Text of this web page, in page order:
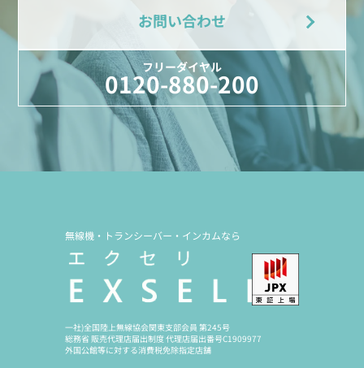
お問い合わせ
フリーダイヤル
0120-880-200
無線機・トランシーバー・インカムなら
一社)全国陸上無線協会関東支部会員 第245号
総務省 販売代理店届出制度 代理店届出番号C1909977
外国公館等に対する消費税免除指定店舗